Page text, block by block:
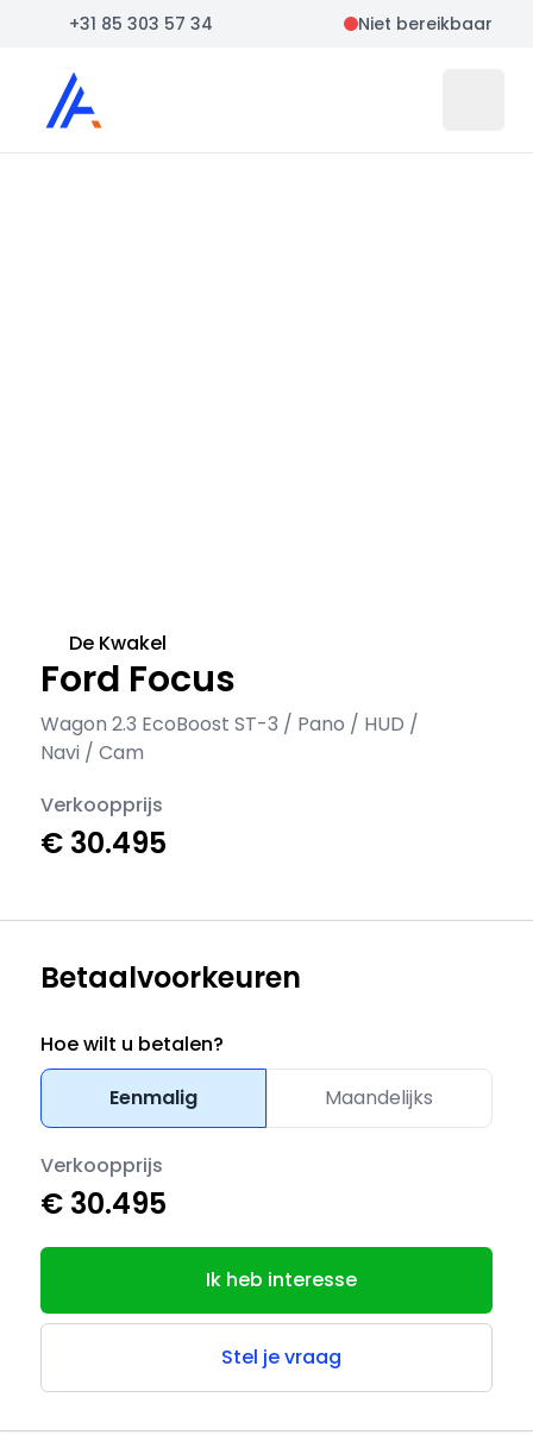
+31 85 303 57 34 Niet bereikbaar
Auto Atlas
Ford Focus
Wagon 2.3 EcoBoost ST-3 / Pano / HUD /
Navi / Cam
De Kwakel
Verkoopprijs
€ 30.495
Betaalvoorkeuren
Hoe wilt u betalen?
Eenmalig
Maandelijks
Verkoopprijs
€ 30.495
Ik heb interesse
Stel je vraag